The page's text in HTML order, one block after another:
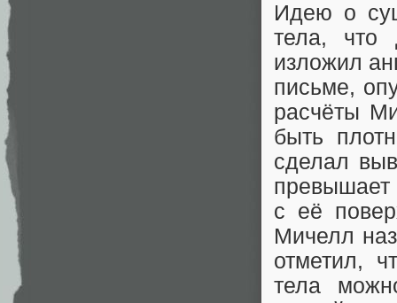
Идею о
тела, что
изложил
письме,
расчёты
быть
сделал
превышает
с её
Мичелл
отметил,
тела